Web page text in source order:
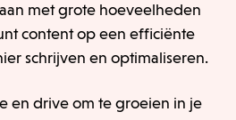
met grote hoeveelheden
content op een efficiënte
schrijven en optimaliseren.
en drive om te groeien in je